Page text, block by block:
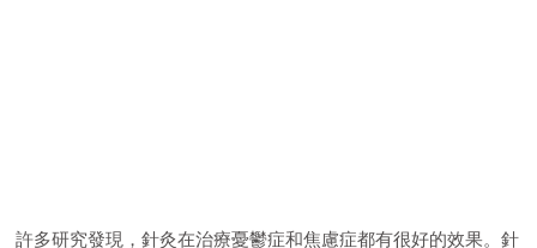
許多研究發現，針灸在治療憂鬱症和焦慮症都有很好的效果。針